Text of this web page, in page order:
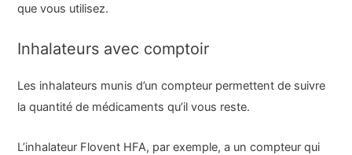
que vous utilisez.
Inhalateurs avec comptoir
Les inhalateurs munis d’un compteur permettent de suivre
la quantité de médicaments qu’il vous reste.
L’inhalateur Flovent HFA, par exemple, a un compteur qui